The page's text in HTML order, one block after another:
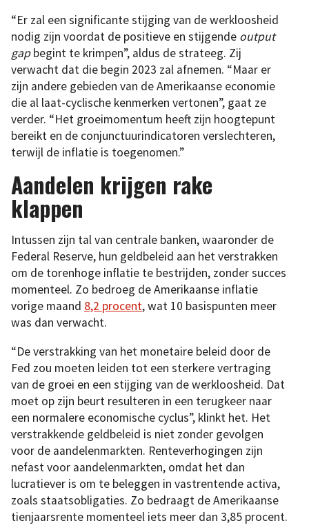
“Er zal een significante stijging van de werkloosheid
nodig zijn voordat de positieve en stijgende output
gapbegint te krimpen”, aldus de strateeg. Zij
verwacht dat die begin 2023 zal afnemen. “Maar er
zijn andere gebieden van de Amerikaanse economie
die al laat-cyclische kenmerken vertonen”, gaat ze
verder. “Het groeimomentum heeft zijn hoogtepunt
bereikt en de conjunctuurindicatoren verslechteren,
terwijl de inflatie is toegenomen.”
Aandelen krijgen rake
klappen
Intussen zijn tal van centrale banken, waaronder de
Federal Reserve, hun geldbeleid aan het verstrakken
om de torenhoge inflatie te bestrijden, zonder succes
momenteel. Zo bedroeg de Amerikaanse inflatie
vorige maand 8,2 procent, wat 10 basispunten meer
was dan verwacht.
“De verstrakking van het monetaire beleid door de
Fed zou moeten leiden tot een sterkere vertraging
van de groei en een stijging van de werkloosheid. Dat
moet op zijn beurt resulteren in een terugkeer naar
een normalere economische cyclus”, klinkt het. Het
verstrakkende geldbeleid is niet zonder gevolgen
voor de aandelenmarkten. Renteverhogingen zijn
nefast voor aandelenmarkten, omdat het dan
lucratiever is om te beleggen in vastrentende activa,
zoals staatsobligaties. Zo bedraagt de Amerikaanse
tienjaarsrente momenteel iets meer dan 3,85 procent.